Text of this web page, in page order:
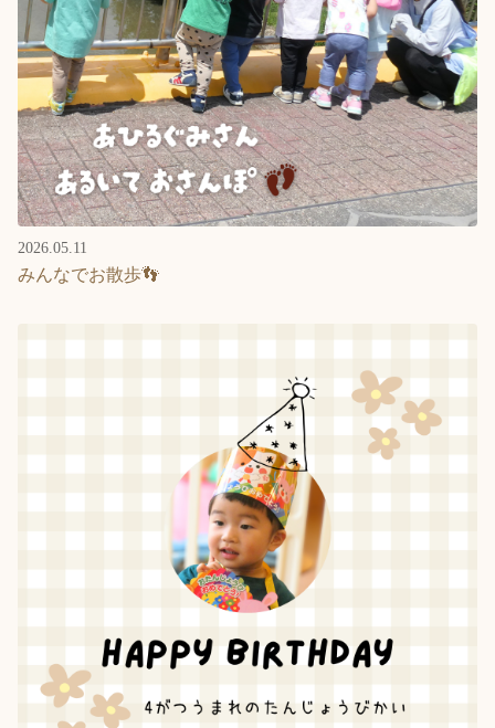
2026.05.11
みんなでお散歩👣